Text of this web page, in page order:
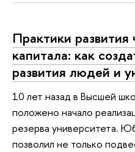
Практики развития
капитала: как
развития людей и
10 лет назад в Высшей
положено начало
резерва университета.
позволил не только